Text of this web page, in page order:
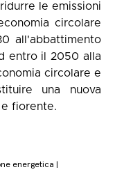
le emissioni
circolare
all'abbattimento
entro il 2050 alla
circolare e
una nuova
fiorente.
energetica |